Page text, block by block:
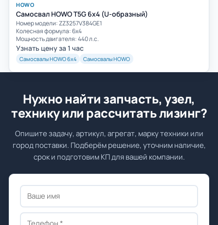
HOWO
Самосвал HOWO T5G 6x4 (U-образный)
Номер модели: ZZ3257V384GE1
Колесная формула: 6х4
Мощность двигателя: 440 л.с.
Узнать цену за 1 час
Самосвалы HOWO 6х4 Самосвалы HOWO
Нужно найти запчасть, узел,
технику или рассчитать лизинг?
Опишите задачу, артикул, агрегат, марку техники или
город поставки. Подберём решение, уточним наличие,
срок и подготовим КП для вашей компании.